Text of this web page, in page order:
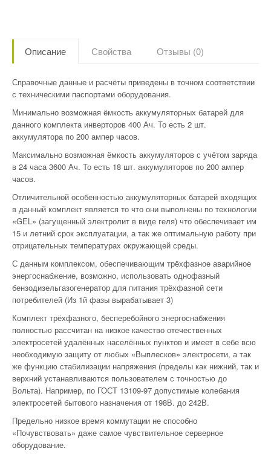
Описание Свойства Отзывы (0)
Справочные данные и расчёты приведены в точном соответствии
с техническими паспортами оборудования.
Минимально возможная ёмкость аккумуляторных батарей для
данного комплекта инверторов 400 Ач. То есть 2 шт.
аккумулятора по 200 ампер часов.
Максимально возможная ёмкость аккумуляторов с учётом заряда
в 24 часа 3600 Ач. То есть 18 шт. аккумуляторов по 200 ампер
часов.
Отличительной особенностью аккумуляторных батарей входящих
в данный комплект является то что они выполнены по технологии
«GEL» (загущенный электролит в виде геля) что обеспечивает им
15 и летний срок эксплуатации, а так же оптимальную работу при
отрицательных температурах окружающей среды.
С данным комплексом, обеспечивающим трёхфазное аварийное
энергоснабжение, возможно, использовать однофазный
бензодизельгазогенератор для питания трёхфазной сети
потребителей (Из 1й фазы вырабатывает 3)
Комплект трёхфазного, бесперебойного энергоснабжения
полностью рассчитан на низкое качество отечественных
электросетей удалённых населённых пунктов и имеет в себе всю
необходимую защиту от любых «Выплесков» электросети, а так
же функцию стабилизации напряжения (пределы как нижний, так и
верхний устанавливаются пользователем с точностью до
Вольта). Например, по ГОСТ 13109-97 допустимые колебания
электросетей бытового назначения от 198В. до 242В.
Предельно низкое время коммутации не способно
«Почувствовать» даже самое чувствительное серверное
оборудование.